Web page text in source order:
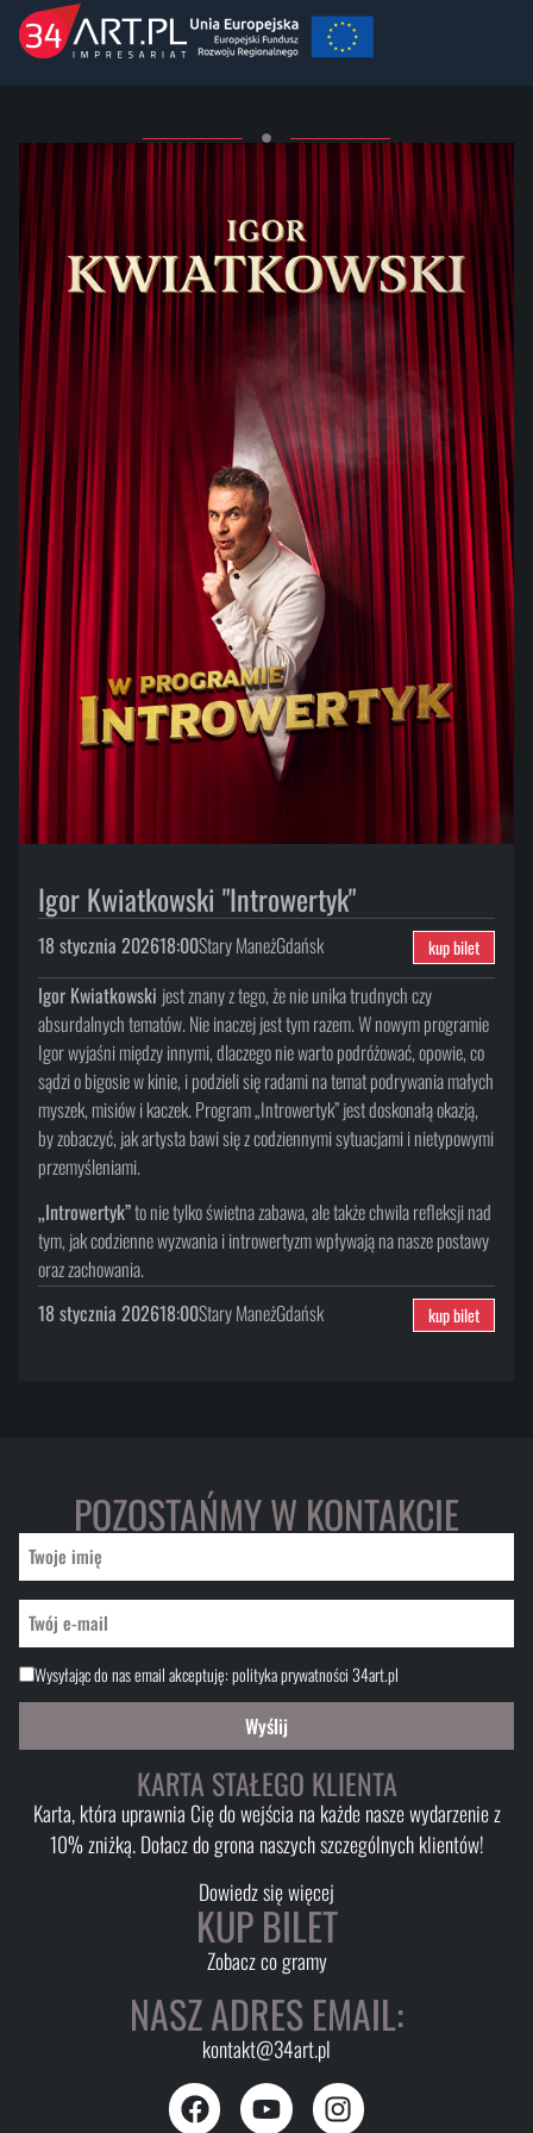
Igor Kwiatkowski "Introwertyk"
18 stycznia 202618:00Stary ManeżGdańsk kup bilet
Igor Kwiatkowski jest znany z tego, że nie unika trudnych czy
absurdalnych tematów. Nie inaczej jest tym razem. W nowym programie
Igor wyjaśni między innymi, dlaczego nie warto podróżować, opowie, co
sądzi o bigosie w kinie, i podzieli się radami na temat podrywania małych
myszek, misiów i kaczek. Program „Introwertyk” jest doskonałą okazją,
by zobaczyć, jak artysta bawi się z codziennymi sytuacjami i nietypowymi
przemyśleniami.
„Introwertyk”to nie tylko świetna zabawa, ale także chwila refleksji nad
tym, jak codzienne wyzwania i introwertyzm wpływają na nasze postawy
oraz zachowania.
18 stycznia 202618:00Stary ManeżGdańsk kup bilet
POZOSTAŃMY W KONTAKCIE
Wysyłając do nas email akceptuję:polityka prywatności 34art.pl
Wyślij
KARTA STAŁEGO KLIENTA
Karta, która uprawnia Cię do wejścia na każde nasze wydarzenie z
10% zniżką. Dołacz do grona naszych szczególnych klientów!
Dowiedz się więcej
KUP BILET
Zobacz co gramy
NASZ ADRES EMAIL:
kontakt@34art.pl